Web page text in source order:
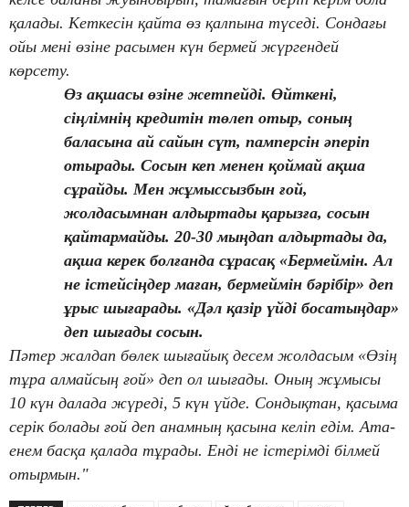
қалады. Кеткесін қайта өз қалпына түседі. Сондағы
ойы мені өзіне расымен күн бермей жүргендей
көрсету.
Өз ақшасы өзіне жетпейді. Өйткені,
сіңлімнің кредитін төлеп отыр, соның
баласына ай сайын сүт, памперсін әперіп
отырады. Сосын кеп менен қоймай ақша
сұрайды. Мен жұмыссызбын ғой,
жолдасымнан алдыртады қарызға, сосын
қайтармайды. 20-30 мыңдап алдыртады да,
ақша керек болғанда сұрасақ «Бермеймін. Ал
не істейсіңдер маған, бермеймін бәрібір» деп
ұрыс шығарады. «Дәл қазір үйді босатыңдар»
деп шығады сосын.
Пәтер жалдап бөлек шығайық десем жолдасым «Өзің
тұра алмайсың ғой» деп ол шығады. Оның жұмысы
10 күн далада жүреді, 5 күн үйде. Сондықтан, қасыма
серік болады ғой деп анамның қасына келіп едім. Ата-
енем басқа қалада тұрады. Енді не істерімді білмей
отырмын."